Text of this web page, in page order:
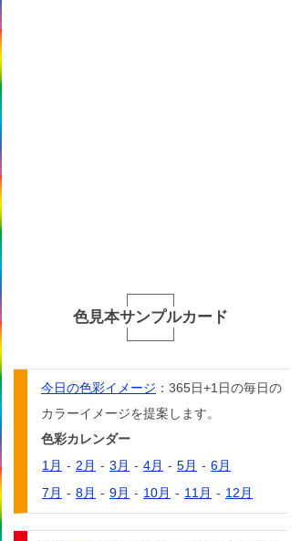
色見本サンプルカード
今日の色彩イメージ ：365日+1日の毎日の
カラーイメージを提案します。
色彩カレンダー
1月 - 2月 - 3月 - 4月 - 5月 - 6月
7月 - 8月 - 9月 - 10月 - 11月 - 12月